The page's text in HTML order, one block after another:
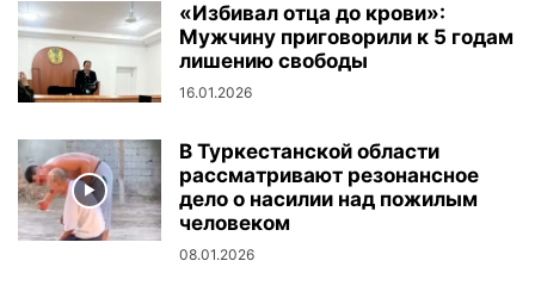
«Избивал отца до крови»:
Мужчину приговорили к 5 годам
лишению свободы
16.01.2026
В Туркестанской области
рассматривают резонансное
дело о насилии над пожилым
человеком
08.01.2026